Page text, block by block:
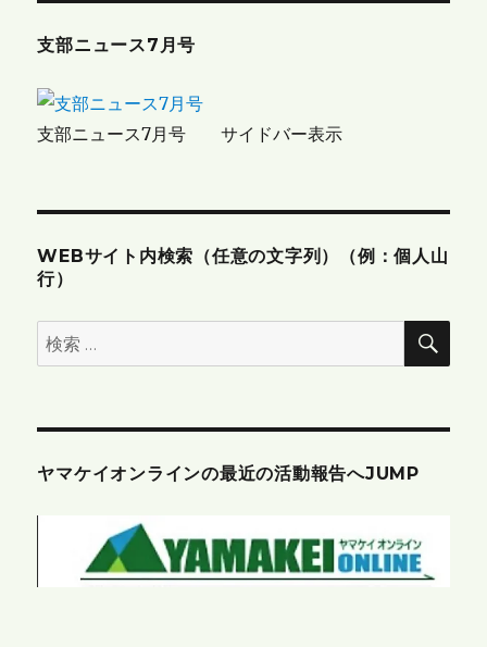
支部ニュース7月号
支部ニュース7月号 サイドバー表示
WEBサイト内検索（任意の文字列）（例：個人山
行）
検
索:
検
ヤマケイオンラインの最近の活動報告へJUMP